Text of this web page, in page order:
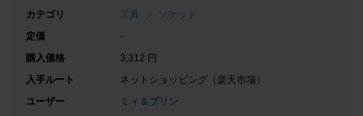
カテゴリ
工具
ソケット
定価
-
購入価格
3,312 円
入手ルート
ネットショッピング（楽天市場）
ユーザー
ミィ＆プリン